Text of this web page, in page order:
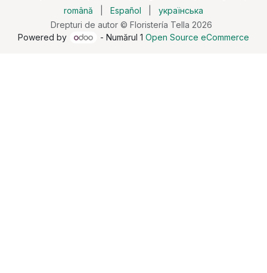
Drepturi de autor © Floristería Tella 2026
română
Español українська
Powered by - Numărul 1Open Source eCommerce